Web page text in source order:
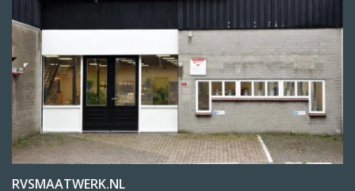
RVSMAATWERK.NL